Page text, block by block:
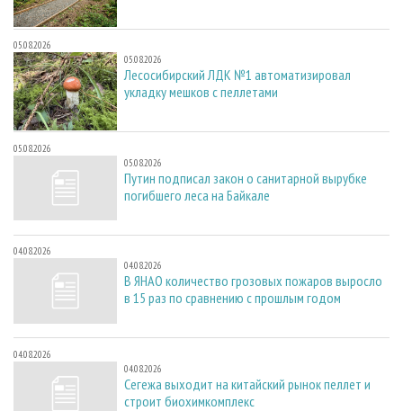
05.08.2026
05.08.2026
Лесосибирский ЛДК №1 автоматизировал
укладку мешков с пеллетами
05.08.2026
05.08.2026
Путин подписал закон о санитарной вырубке
погибшего леса на Байкале
04.08.2026
04.08.2026
В ЯНАО количество грозовых пожаров выросло
в 15 раз по сравнению с прошлым годом
04.08.2026
04.08.2026
Сегежа выходит на китайский рынок пеллет и
строит биохимкомплекс